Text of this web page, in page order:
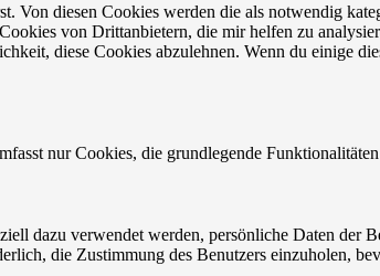
Von diesen Cookies werden die als notwendig
von Drittanbietern, die mir helfen zu
diese Cookies abzulehnen. Wenn du einige
nur Cookies, die grundlegende
dazu verwendet werden, persönliche Daten der
die Zustimmung des Benutzers einzuholen,